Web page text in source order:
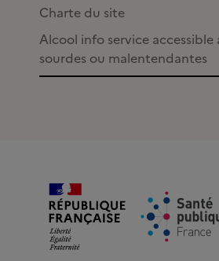
Charte du site
Alcool info service accessible
sourdes ou malentendantes